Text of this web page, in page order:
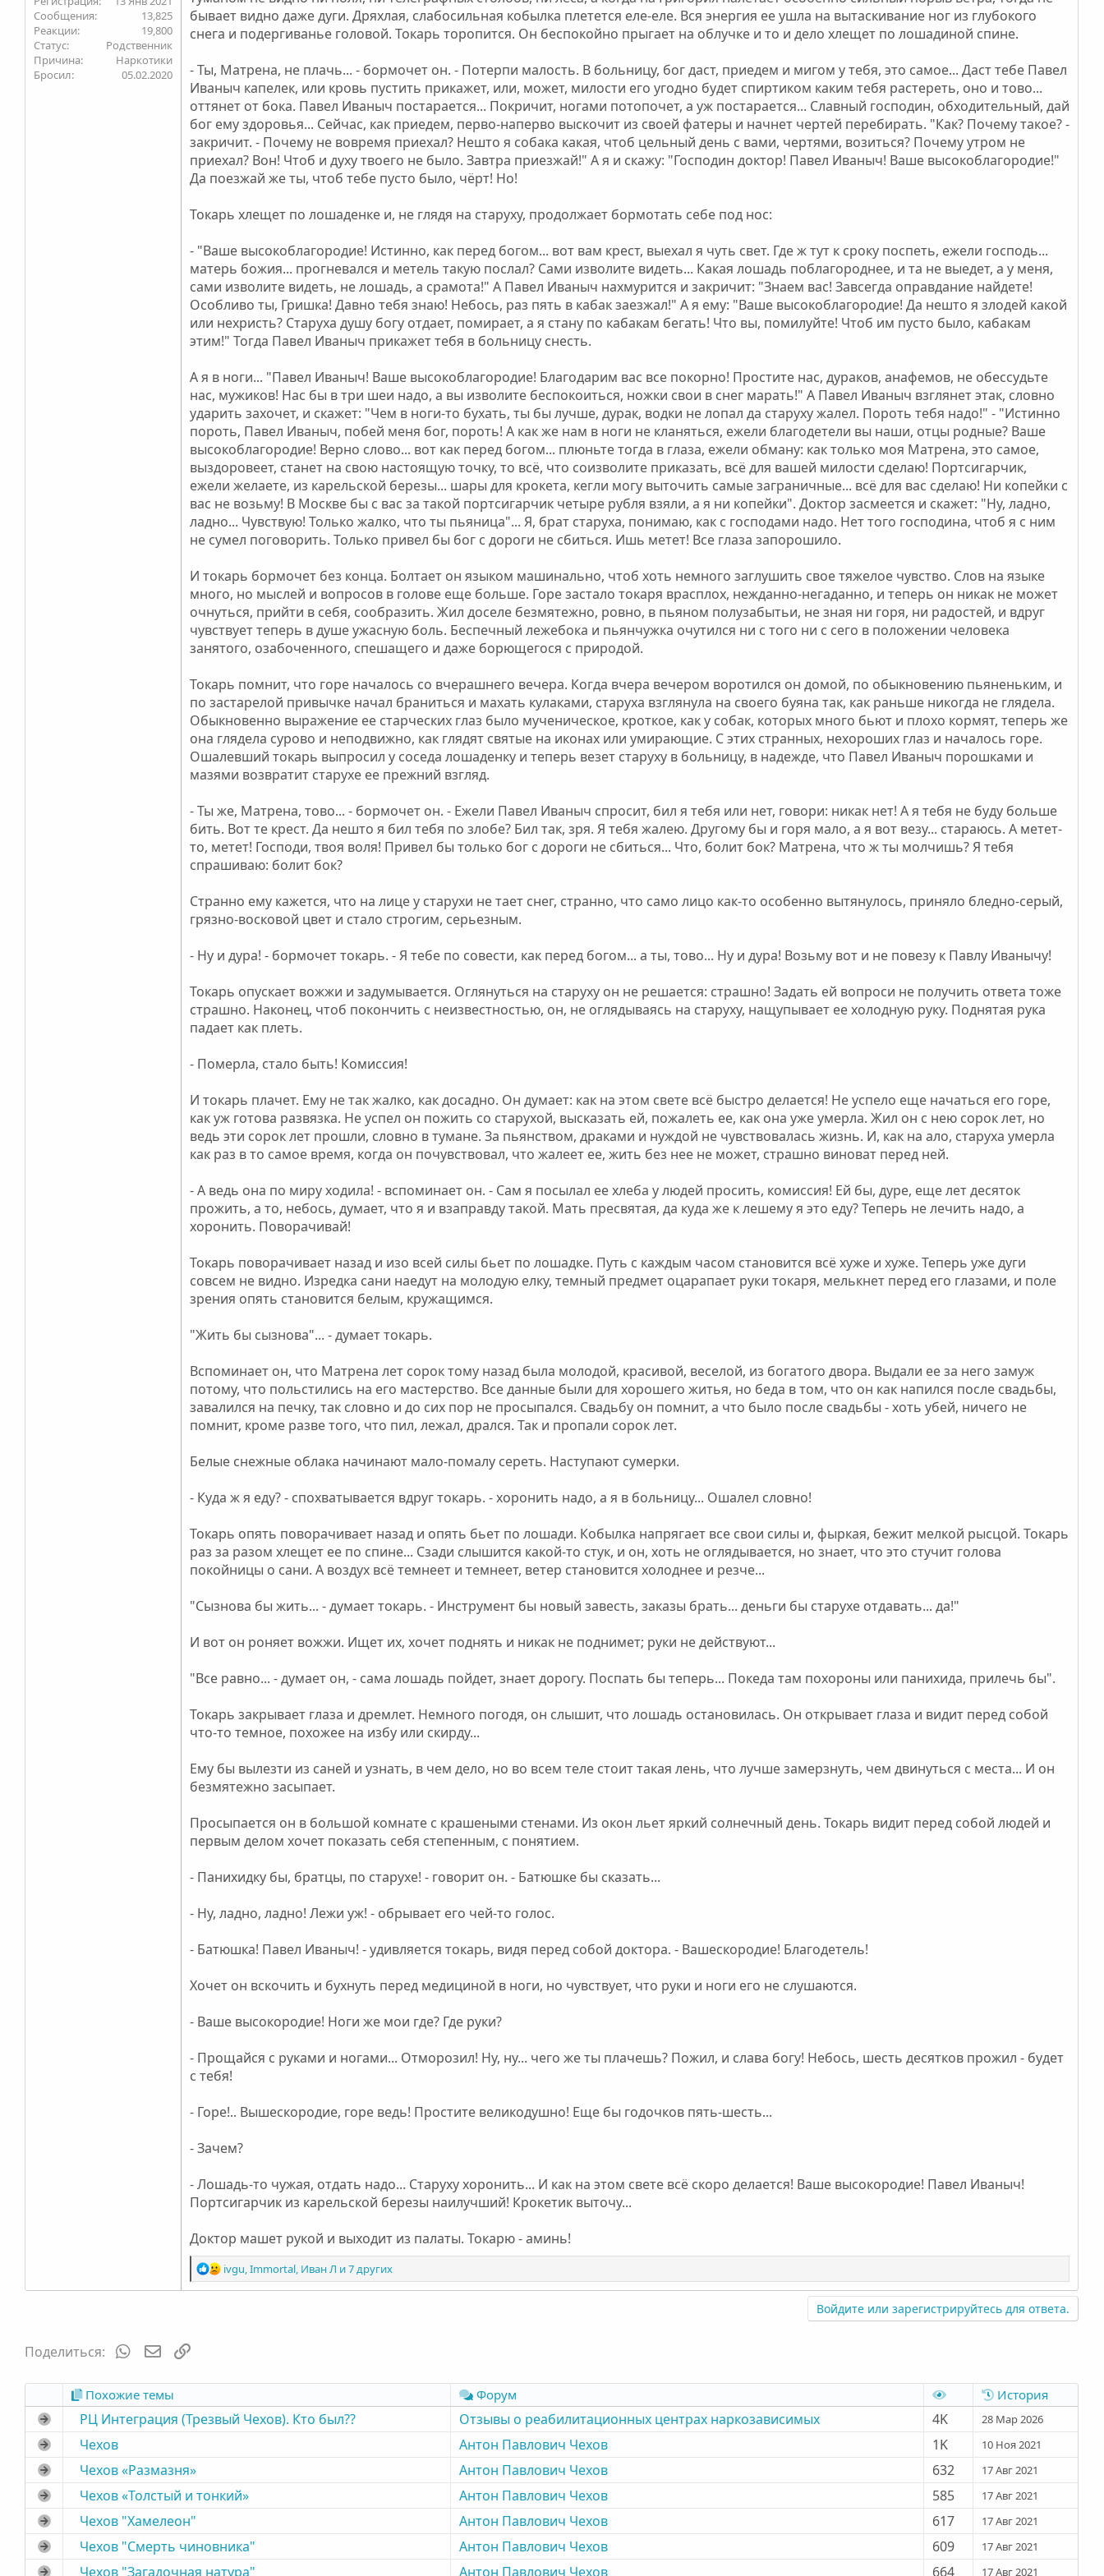
13,825
19,800
Статус
Родственник
Причина
Наркотики
Бросил
05.02.2020
бывает видно даже дуги. Дряхлая, слабосильная кобылка плетется еле-еле. Вся энергия ее ушла на вытаскивание ног из глубокого
снега и подергиванье головой. Токарь торопится. Он беспокойно прыгает на облучке и то и дело хлещет по лошадиной спине.
- Ты, Матрена, не плачь... - бормочет он. - Потерпи малость. В больницу, бог даст, приедем и мигом у тебя, это самое... Даст тебе Павел
Иваныч капелек, или кровь пустить прикажет, или, может, милости его угодно будет спиртиком каким тебя растереть, оно и тово...
оттянет от бока. Павел Иваныч постарается... Покричит, ногами потопочет, а уж постарается... Славный господин, обходительный, дай
бог ему здоровья... Сейчас, как приедем, перво-наперво выскочит из своей фатеры и начнет чертей перебирать. "Как? Почему такое? -
закричит. - Почему не вовремя приехал? Нешто я собака какая, чтоб цельный день с вами, чертями, возиться? Почему утром не
приехал? Вон! Чтоб и духу твоего не было. Завтра приезжай!" А я и скажу: "Господин доктор! Павел Иваныч! Ваше высокоблагородие!"
Да поезжай же ты, чтоб тебе пусто было, чёрт! Но!
Токарь хлещет по лошаденке и, не глядя на старуху, продолжает бормотать себе под нос:
- "Ваше высокоблагородие! Истинно, как перед богом... вот вам крест, выехал я чуть свет. Где ж тут к сроку поспеть, ежели господь...
матерь божия... прогневался и метель такую послал? Сами изволите видеть... Какая лошадь поблагороднее, и та не выедет, а у меня,
сами изволите видеть, не лошадь, а срамота!" А Павел Иваныч нахмурится и закричит: "Знаем вас! Завсегда оправдание найдете!
Особливо ты, Гришка! Давно тебя знаю! Небось, раз пять в кабак заезжал!" А я ему: "Ваше высокоблагородие! Да нешто я злодей какой
или нехристь? Старуха душу богу отдает, помирает, а я стану по кабакам бегать! Что вы, помилуйте! Чтоб им пусто было, кабакам
этим!" Тогда Павел Иваныч прикажет тебя в больницу снесть.
А я в ноги... "Павел Иваныч! Ваше высокоблагородие! Благодарим вас все покорно! Простите нас, дураков, анафемов, не обессудьте
нас, мужиков! Нас бы в три шеи надо, а вы изволите беспокоиться, ножки свои в снег марать!" А Павел Иваныч взглянет этак, словно
ударить захочет, и скажет: "Чем в ноги-то бухать, ты бы лучше, дурак, водки не лопал да старуху жалел. Пороть тебя надо!" - "Истинно
пороть, Павел Иваныч, побей меня бог, пороть! А как же нам в ноги не кланяться, ежели благодетели вы наши, отцы родные? Ваше
высокоблагородие! Верно слово... вот как перед богом... плюньте тогда в глаза, ежели обману: как только моя Матрена, это самое,
выздоровеет, станет на свою настоящую точку, то всё, что соизволите приказать, всё для вашей милости сделаю! Портсигарчик,
ежели желаете, из карельской березы... шары для крокета, кегли могу выточить самые заграничные... всё для вас сделаю! Ни копейки с
вас не возьму! В Москве бы с вас за такой портсигарчик четыре рубля взяли, а я ни копейки". Доктор засмеется и скажет: "Ну, ладно,
ладно... Чувствую! Только жалко, что ты пьяница"... Я, брат старуха, понимаю, как с господами надо. Нет того господина, чтоб я с ним
не сумел поговорить. Только привел бы бог с дороги не сбиться. Ишь метет! Все глаза запорошило.
И токарь бормочет без конца. Болтает он языком машинально, чтоб хоть немного заглушить свое тяжелое чувство. Слов на языке
много, но мыслей и вопросов в голове еще больше. Горе застало токаря врасплох, нежданно-негаданно, и теперь он никак не может
очнуться, прийти в себя, сообразить. Жил доселе безмятежно, ровно, в пьяном полузабытьи, не зная ни горя, ни радостей, и вдруг
чувствует теперь в душе ужасную боль. Беспечный лежебока и пьянчужка очутился ни с того ни с сего в положении человека
занятого, озабоченного, спешащего и даже борющегося с природой.
Токарь помнит, что горе началось со вчерашнего вечера. Когда вчера вечером воротился он домой, по обыкновению пьяненьким, и
по застарелой привычке начал браниться и махать кулаками, старуха взглянула на своего буяна так, как раньше никогда не глядела.
Обыкновенно выражение ее старческих глаз было мученическое, кроткое, как у собак, которых много бьют и плохо кормят, теперь же
она глядела сурово и неподвижно, как глядят святые на иконах или умирающие. С этих странных, нехороших глаз и началось горе.
Ошалевший токарь выпросил у соседа лошаденку и теперь везет старуху в больницу, в надежде, что Павел Иваныч порошками и
мазями возвратит старухе ее прежний взгляд.
- Ты же, Матрена, тово... - бормочет он. - Ежели Павел Иваныч спросит, бил я тебя или нет, говори: никак нет! А я тебя не буду больше
бить. Вот те крест. Да нешто я бил тебя по злобе? Бил так, зря. Я тебя жалею. Другому бы и горя мало, а я вот везу... стараюсь. А метет-
то, метет! Господи, твоя воля! Привел бы только бог с дороги не сбиться... Что, болит бок? Матрена, что ж ты молчишь? Я тебя
спрашиваю: болит бок?
Странно ему кажется, что на лице у старухи не тает снег, странно, что само лицо как-то особенно вытянулось, приняло бледно-серый,
грязно-восковой цвет и стало строгим, серьезным.
- Ну и дура! - бормочет токарь. - Я тебе по совести, как перед богом... а ты, тово... Ну и дура! Возьму вот и не повезу к Павлу Иванычу!
Токарь опускает вожжи и задумывается. Оглянуться на старуху он не решается: страшно! Задать ей вопроси не получить ответа тоже
страшно. Наконец, чтоб покончить с неизвестностью, он, не оглядываясь на старуху, нащупывает ее холодную руку. Поднятая рука
падает как плеть.
- Померла, стало быть! Комиссия!
И токарь плачет. Ему не так жалко, как досадно. Он думает: как на этом свете всё быстро делается! Не успело еще начаться его горе,
как уж готова развязка. Не успел он пожить со старухой, высказать ей, пожалеть ее, как она уже умерла. Жил он с нею сорок лет, но
ведь эти сорок лет прошли, словно в тумане. За пьянством, драками и нуждой не чувствовалась жизнь. И, как на ало, старуха умерла
как раз в то самое время, когда он почувствовал, что жалеет ее, жить без нее не может, страшно виноват перед ней.
- А ведь она по миру ходила! - вспоминает он. - Сам я посылал ее хлеба у людей просить, комиссия! Ей бы, дуре, еще лет десяток
прожить, а то, небось, думает, что я и взаправду такой. Мать пресвятая, да куда же к лешему я это еду? Теперь не лечить надо, а
хоронить. Поворачивай!
Токарь поворачивает назад и изо всей силы бьет по лошадке. Путь с каждым часом становится всё хуже и хуже. Теперь уже дуги
совсем не видно. Изредка сани наедут на молодую елку, темный предмет оцарапает руки токаря, мелькнет перед его глазами, и поле
зрения опять становится белым, кружащимся.
"Жить бы сызнова"... - думает токарь.
Вспоминает он, что Матрена лет сорок тому назад была молодой, красивой, веселой, из богатого двора. Выдали ее за него замуж
потому, что польстились на его мастерство. Все данные были для хорошего житья, но беда в том, что он как напился после свадьбы,
завалился на печку, так словно и до сих пор не просыпался. Свадьбу он помнит, а что было после свадьбы - хоть убей, ничего не
помнит, кроме разве того, что пил, лежал, дрался. Так и пропали сорок лет.
Белые снежные облака начинают мало-помалу сереть. Наступают сумерки.
- Куда ж я еду? - спохватывается вдруг токарь. - хоронить надо, а я в больницу... Ошалел словно!
Токарь опять поворачивает назад и опять бьет по лошади. Кобылка напрягает все свои силы и, фыркая, бежит мелкой рысцой. Токарь
раз за разом хлещет ее по спине... Сзади слышится какой-то стук, и он, хоть не оглядывается, но знает, что это стучит голова
покойницы о сани. А воздух всё темнеет и темнеет, ветер становится холоднее и резче...
"Сызнова бы жить... - думает токарь. - Инструмент бы новый завесть, заказы брать... деньги бы старухе отдавать... да!"
И вот он роняет вожжи. Ищет их, хочет поднять и никак не поднимет; руки не действуют...
"Все равно... - думает он, - сама лошадь пойдет, знает дорогу. Поспать бы теперь... Покеда там похороны или панихида, прилечь бы".
Токарь закрывает глаза и дремлет. Немного погодя, он слышит, что лошадь остановилась. Он открывает глаза и видит перед собой
что-то темное, похожее на избу или скирду...
Ему бы вылезти из саней и узнать, в чем дело, но во всем теле стоит такая лень, что лучше замерзнуть, чем двинуться с места... И он
безмятежно засыпает.
Просыпается он в большой комнате с крашеными стенами. Из окон льет яркий солнечный день. Токарь видит перед собой людей и
первым делом хочет показать себя степенным, с понятием.
- Панихидку бы, братцы, по старухе! - говорит он. - Батюшке бы сказать...
- Ну, ладно, ладно! Лежи уж! - обрывает его чей-то голос.
- Батюшка! Павел Иваныч! - удивляется токарь, видя перед собой доктора. - Вашескородие! Благодетель!
Хочет он вскочить и бухнуть перед медициной в ноги, но чувствует, что руки и ноги его не слушаются.
- Ваше высокородие! Ноги же мои где? Где руки?
- Прощайся с руками и ногами... Отморозил! Ну, ну... чего же ты плачешь? Пожил, и слава богу! Небось, шесть десятков прожил - будет
с тебя!
- Горе!.. Вышескородие, горе ведь! Простите великодушно! Еще бы годочков пять-шесть...
- Зачем?
- Лошадь-то чужая, отдать надо... Старуху хоронить... И как на этом свете всё скоро делается! Ваше высокородие! Павел Иваныч!
Портсигарчик из карельской березы наилучший! Крокетик выточу...
Доктор машет рукой и выходит из палаты. Токарю - аминь!
Р
е
ivgu ,Immortal Иван Л и 7 других
Войдите или зарегистрируйтесь для ответа.
Поделиться: WhatsAppЭлектронная почта
Похожие темы Форум История
РЦ Интеграция (Трезвый Чехов). Кто был?? Отзывы о реабилитационных центрах наркозависимых 4K 28 Мар 2026
Чехов Антон Павлович Чехов 1K 10 Ноя 2021
Чехов «Размазня» Антон Павлович Чехов 632 17 Авг 2021
Чехов «Толстый и тонкий» Антон Павлович Чехов 585 17 Авг 2021
Чехов "Хамелеон" Антон Павлович Чехов 617 17 Авг 2021
Чехов "Cмерть чиновника" Антон Павлович Чехов 609 17 Авг 2021
Чехов "Загадочная натура" Антон Павлович Чехов 664 17 Авг 2021